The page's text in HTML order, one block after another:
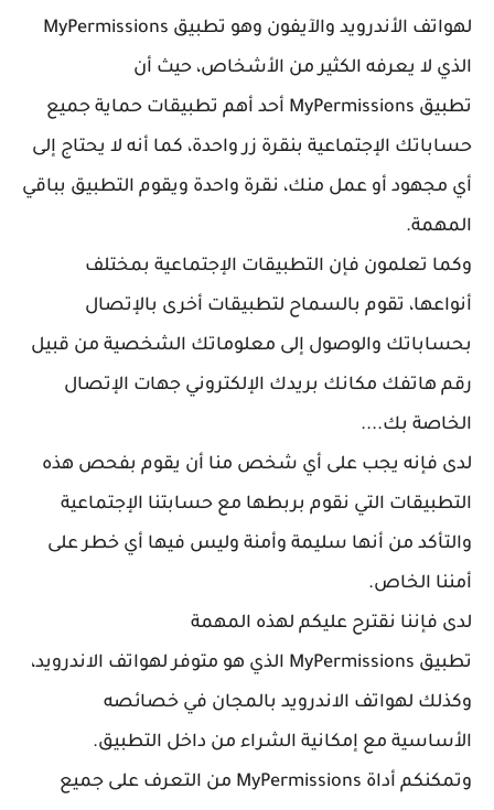
لهواتف الأندرويد والآيفون وهو تطبيق MyPermissions
الذي لا يعرفه الكثير من الأشخاص، حيث أن
تطبيق MyPermissions أحد أهم تطبيقات حماية جميع
حساباتك الإجتماعية بنقرة زر واحدة، كما أنه لا يحتاج إلى
أي مجهود أو عمل منك، نقرة واحدة ويقوم التطبيق بباقي
المهمة.
وكما تعلمون فإن التطبيقات الإجتماعية بمختلف
أنواعها، تقوم بالسماح لتطبيقات أخرى بالإتصال
بحساباتك والوصول إلى معلوماتك الشخصية من قبيل
رقم هاتفك مكانك بريدك الإلكتروني جهات الإتصال
الخاصة بك....
لدى فإنه يجب على أي شخص منا أن يقوم بفحص هذه
التطبيقات التي نقوم بربطها مع حسابتنا الإجتماعية
والتأكد من أنها سليمة وأمنة وليس فيها أي خطر على
أمننا الخاص.
لدى فإننا نقترح عليكم لهذه المهمة
تطبيق MyPermissions الذي هو متوفر لهواتف الاندرويد،
وكذلك لهواتف الاندرويد بالمجان في خصائصه
الأساسية مع إمكانية الشراء من داخل التطبيق.
وتمكنكم أداة MyPermissions من التعرف على جميع